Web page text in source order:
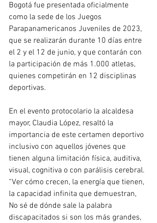
Bogotá fue presentada oficialmente
como la sede de los Juegos
Parapanamericanos Juveniles de 2023,
que se realizarán durante 10 días entre
el 2 y el 12 de junio, y que contarán con
la participación de más 1.000 atletas,
quienes competirán en 12 disciplinas
deportivas.
En el evento protocolario la alcaldesa
mayor, Claudia López, resaltó la
importancia de este certamen deportivo
inclusivo con aquellos jóvenes que
tienen alguna limitación física, auditiva,
visual, cognitiva o con parálisis cerebral.
“Ver cómo crecen, la energía que tienen,
la capacidad infinita que demuestran,
No sé de dónde sale la palabra
discapacitados si son los más grandes,